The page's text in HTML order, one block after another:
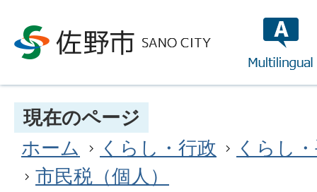
現在のページ
ホーム
くらし・行政
くらし
市民税（個人）